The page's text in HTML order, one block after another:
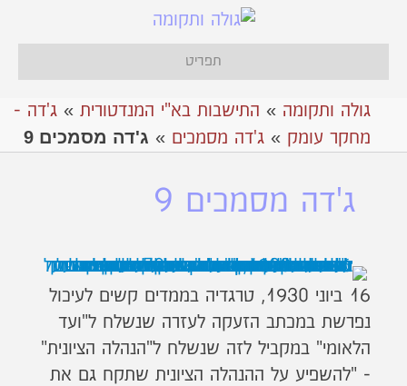
תפריט
גולה ותקומה » התישבות בא"י המנדטורית » ג'דה -
מחקר עומק » ג'דה מסמכים » ג'דה מסמכים 9
ג'דה מסמכים 9
16 ביוני 1930, טרגדיה בממדים קשים לעיכול
נפרשת במכתב הזעקה לעזרה שנשלח ל"ועד
הלאומי" במקביל לזה שנשלח ל"הנהלה הציונית"
- "להשפיע על ההנהלה הציונית שתקח גם את